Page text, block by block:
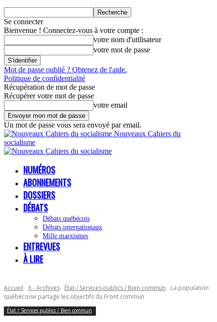
Se connecter
Bienvenue ! Connectez-vous à votre compte :
votre nom d'utilisateur
votre mot de passe
Mot de passe oublié ? Obtenez de l'aide.
Politique de confidentialité
Récupération de mot de passe
Récupérer votre mot de passe
votre email
Un mot de passe vous sera envoyé par email.
Nouveaux Cahiers du
socialisme
NUMÉROS
ABONNEMENTS
DOSSIERS
DÉBATS
Débats québécois
Débats internationaux
Mille marxismes
ENTREVUES
À LIRE
Accueil X - Archives État / Services publics / Bien commun
La population
québécoise partage les objectifs du Front commun
État / Services publics / Bien commun